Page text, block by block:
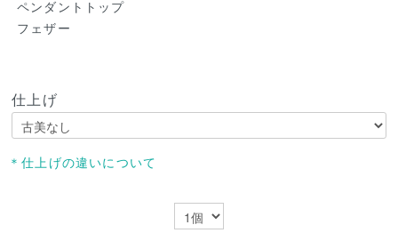
ペンダントトップ
フェザー
仕上げ
＊仕上げの違いについて